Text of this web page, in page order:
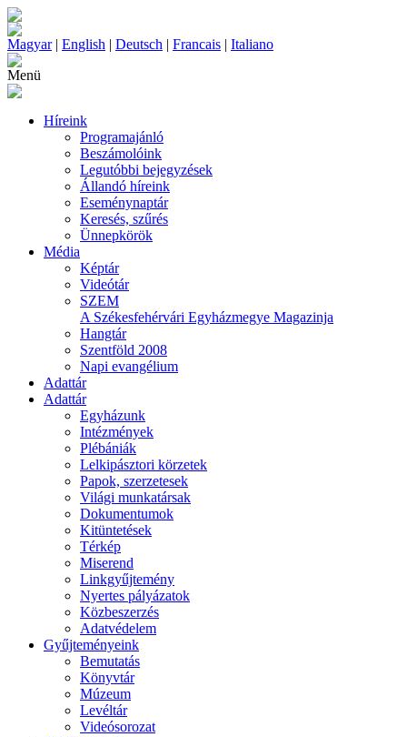
Magyar| English | Deutsch | Francais | Italiano
Menü
Híreink
Programajánló
Beszámolóink
Legutóbbi bejegyzések
Állandó híreink
Eseménynaptár
Keresés, szűrés
Ünnepkörök
Média
Képtár
Videótár
SZEM
A Székesfehérvári Egyházmegye Magazinja
Hangtár
Szentföld 2008
Napi evangélium
Adattár
Adattár
Egyházunk
Intézmények
Plébániák
Lelkipásztori körzetek
Papok, szerzetesek
Világi munkatársak
Dokumentumok
Kitüntetések
Térkép
Miserend
Linkgyűjtemény
Nyertes pályázatok
Közbeszerzés
Adatvédelem
Gyűjteményeink
Bemutatás
Könyvtár
Múzeum
Levéltár
Videósorozat